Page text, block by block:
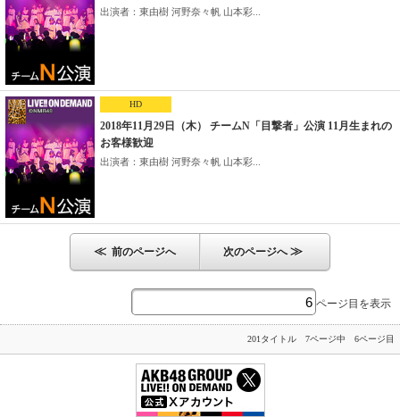
出演者：東由樹 河野奈々帆 山本彩...
HD
2018年11月29日（木） チームN「目撃者」公演 11月生まれの
お客様歓迎
出演者：東由樹 河野奈々帆 山本彩...
≪ 前のページへ 次のページへ≫
ページ目を表示
201タイトル 7ページ中 6ページ目